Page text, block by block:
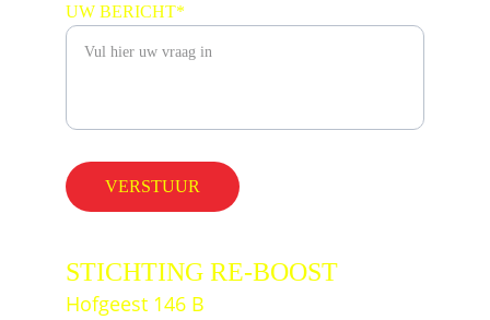
UW BERICHT*
VERSTUUR
STICHTING RE-BOOST
Hofgeest 146 B